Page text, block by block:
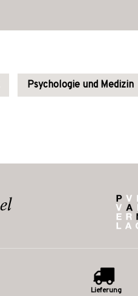
Psychologie und Medizin
Lieferung